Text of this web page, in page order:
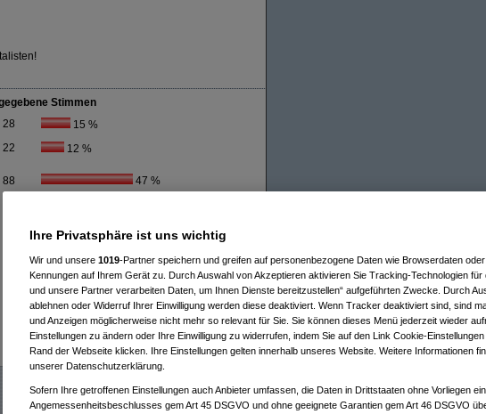
Stimmen
28 15 %
22 12 %
88 47 %
12 %
4 %
Ihre Privatsphäre ist uns wichtig
Wir und unsere 1019-Partner speichern und greifen auf personenbezogene Daten wie Browserdaten
Kennungen auf Ihrem Gerät zu. Durch Auswahl von Akzeptieren aktivieren Sie Tracking-Technologien für
und unsere Partner verarbeiten Daten, um Ihnen Dienste bereitzustellen“ aufgeführten Zwecke. Durch
ablehnen oder Widerruf Ihrer Einwilligung werden diese deaktiviert. Wenn Tracker deaktiviert sind, sind
und Anzeigen möglicherweise nicht mehr so relevant für Sie. Sie können dieses Menü jederzeit wieder
Einstellungen zu ändern oder Ihre Einwilligung zu widerrufen, indem Sie auf den Link Cookie-
Rand der Webseite klicken. Ihre Einstellungen gelten innerhalb unseres Website. Weitere Informationen
unserer Datenschutzerklärung.
Sofern Ihre getroffenen Einstellungen auch Anbieter umfassen, die Daten in Drittstaaten ohne Vorliegen
Angemessenheitsbeschlusses gem Art 45 DSGVO und ohne geeignete Garantien gem Art 46 DSGVO